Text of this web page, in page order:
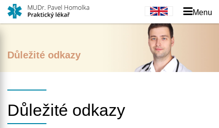
Menu
Důležité odkazy
Důležité odkazy